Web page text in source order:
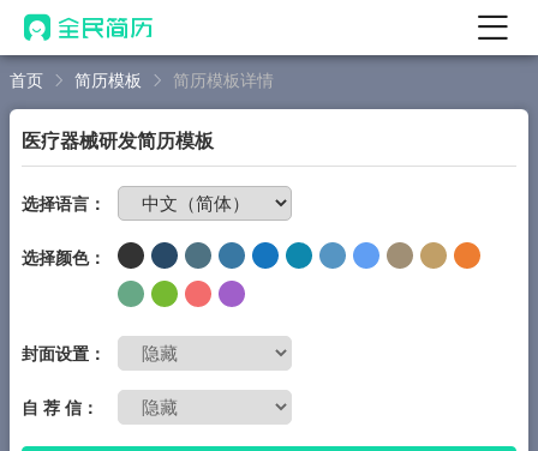
首页
AI 简历工具
AI 优化简历
AI 翻译简历
AI 诊断简历
AI 模拟面试
面试自我介绍
首页 简历模板 简历模板详情
医疗器械研发简历模板
选择语言：
选择颜色：
封面设置：
自 荐 信：